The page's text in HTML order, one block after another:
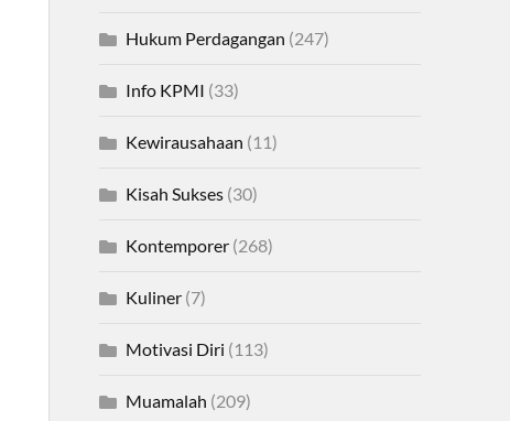
Hukum Perdagangan (247)
Info KPMI (33)
Kewirausahaan (11)
Kisah Sukses(30)
Kontemporer(268)
Kuliner(7)
Motivasi Diri (113)
Muamalah (209)